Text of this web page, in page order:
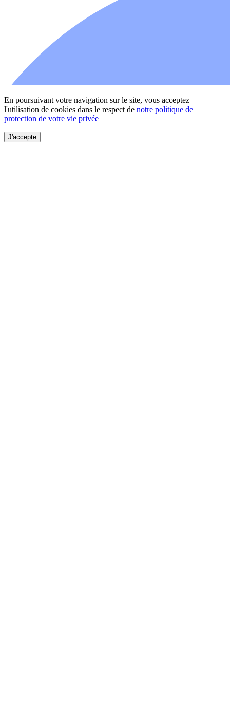
En poursuivant votre navigation sur le site, vous acceptez
l'utilisation de cookies dans le respect de notre politique de
protection de votre vie privée
J'accepte